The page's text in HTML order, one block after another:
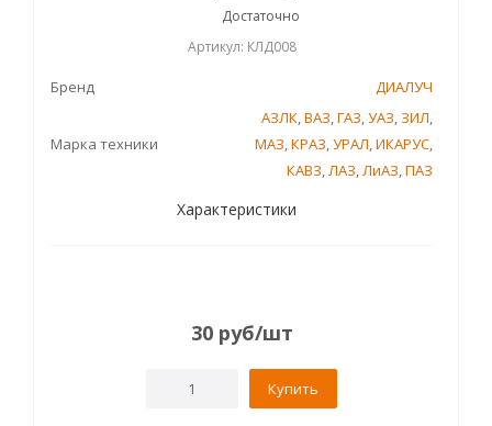
Достаточно
Артикул: КЛД008
Бренд ДИАЛУЧ
Марка техники
АЗЛК,ВАЗ,ГАЗ,УАЗ, ЗИЛ,
МАЗ,КРАЗ,УРАЛ,ИКАРУС,
КАВЗ,ЛАЗ,ЛиАЗ,ПАЗ
Характеристики
30 руб/шт
Купить